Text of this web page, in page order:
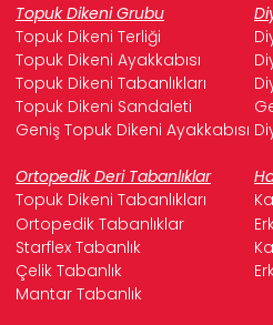
Topuk Dikeni Grubu
Topuk Dikeni Terliği
Topuk Dikeni Ayakkabısı
Topuk Dikeni Tabanlıkları
Topuk Dikeni Sandaleti
Geniş Topuk Dikeni Ayakkabısı
Ortopedik Deri Tabanlıklar
Topuk Dikeni Tabanlıkları
Ortopedik Tabanlıklar
Starflex Tabanlık
Çelik Tabanlık
Mantar Tabanlık